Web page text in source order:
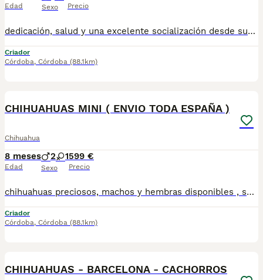
Edad Sexo Precio
dedicación, salud y una excelente socialización desde sus primeras semanas de vida, estaremos encantados de ayudarte... 🚚 Realizamos entregas en toda España, con especial frecuencia en **Andalucía**: Sevilla, Málaga, Cádiz, Córdoba, Granada, Jaén, Huelva y Almería. También entregamos habitualmente en Marbella, Jerez de la Frontera, Estepona, Fuengirola, Benalmádena, Mijas, Dos Hermanas y cualquier punto de España. **Entrega 100% a contrarreembolso.** No tendrás que adelantar el importe del cachorro. Lo recibirás en la puerta de tu casa mediante transporte especializado y podrás comprobar que todo está correcto antes de realizar el pago. Nuestros cachorros se entregan: ✅ Vacunados y desparasitados según su edad. ✅ Con microchip, cartilla veterinaria y documentación al día. ✅ Revisados veterinariamente antes de salir de nuestras instalaciones. ✅ Procedentes de excelentes líneas, seleccionadas por salud, carácter y morfología. ✅ Perfectamente socializados y acostumbrados al contacto diario con personas. ✅ Iniciados en el aprendizaje para hacer sus necesidades sobre empapador, facilitando su adaptación al nuevo hogar. ✅ Con asesoramiento personalizado antes y después de la entrega. Nuestro objetivo no es vender un cachorro más. Queremos que cada familia reciba un compañero sano, equilibrado y criado con el máximo cuidado desde el primer día. 📩 Si deseas fotografías, vídeos o más información, escríbenos por privado. Estaremos encantados de ayudarte a encontrar perfecto TUBEBE670864332
Criador
Córdoba, Córdoba (88.1km)
CHIHUAHUAS MINI ( ENVIO TODA ESPAÑA )
Chihuahua
8 meses
Edad
2 1
Sexo
599 €
Precio
chihuahuas preciosos, machos y hembras disponibles , se entregan con todo al dia respecto a documentación y condiciones sanitarias , tanto así que hacemos entregas totalmente personalizadas y sin un euro por adelantado , obtenerse personas no aptas para tener perros , solo personas responsables. hacemos entregas a toda ESPAÑA . mas info 670864332
Criador
Córdoba, Córdoba (88.1km)
CHIHUAHUAS - BARCELONA - CACHORROS